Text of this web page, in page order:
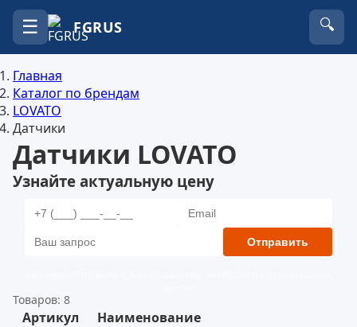
☰ FGRUS 🔍
Главная
Каталог по брендам
LOVATO
Датчики
Датчики LOVATO
Узнайте актуальную цену
Отправить
Товаров: 8
Артикул Наименование